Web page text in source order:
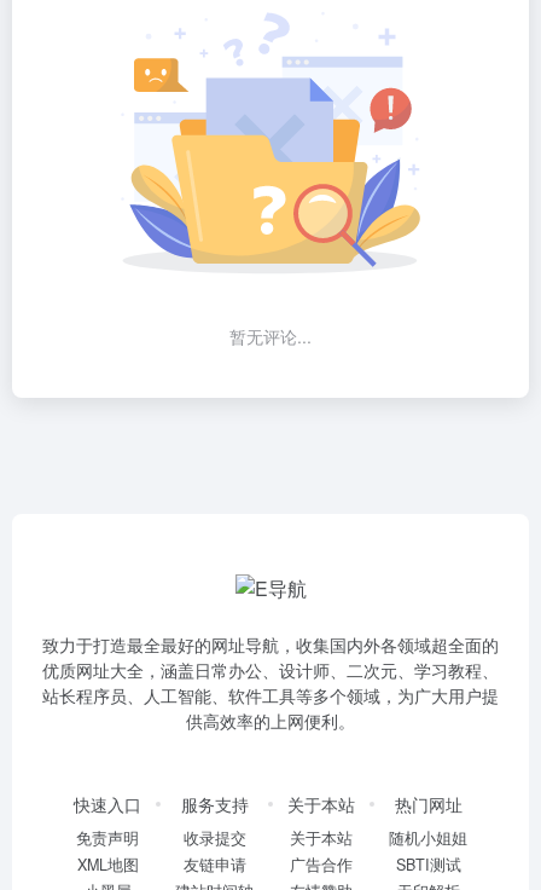
暂无评论...
致力于打造最全最好的网址导航，收集国内外各领域超全面的
优质网址大全，涵盖日常办公、设计师、二次元、学习教程、
站长程序员、人工智能、软件工具等多个领域，为广大用户提
供高效率的上网便利。
快速入口
免责声明
XML地图
服务支持
收录提交
友链申请
关于本站
关于本站
广告合作
热门网址
随机小姐姐
SBTI测试